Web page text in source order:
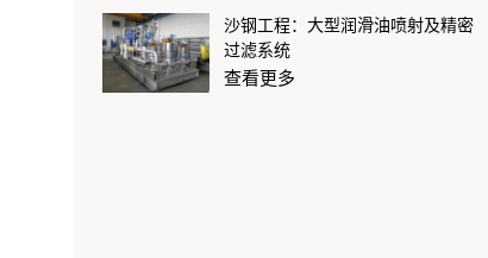
沙钢工程：大型润滑油喷射及精密
过滤系统
查看更多